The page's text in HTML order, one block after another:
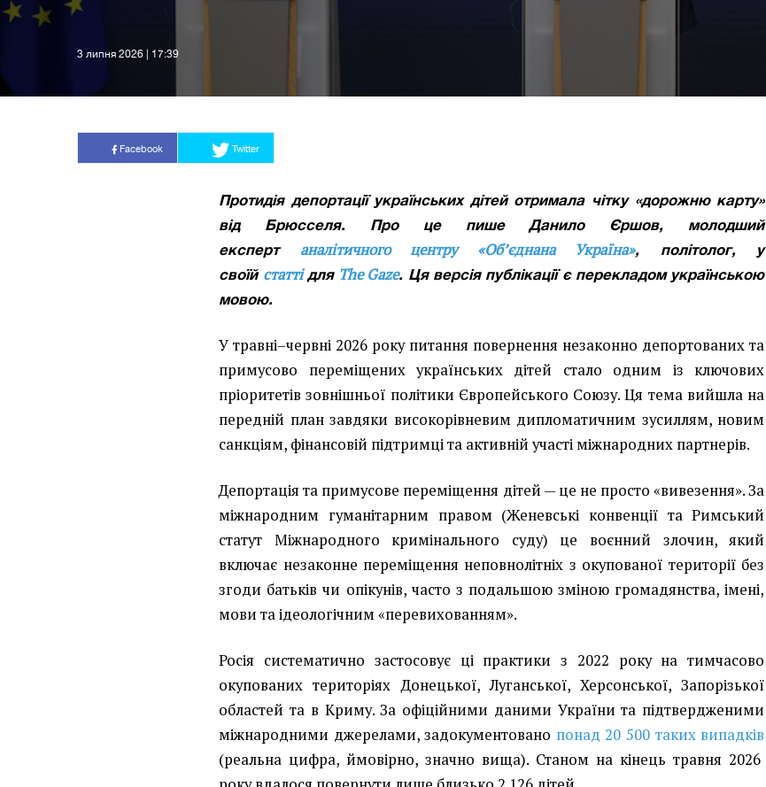
3 липня 2026 | 17:39
Facebook Twitter
Протидія депортації українських дітей отримала чітку «дорожню карту»
від Брюсселя. Про це пише
Данило Єршов, молодший
експерт
аналітичного центру «Об’єднана Україна», політолог, у
своїй статтідля The Gaze. Ця версія публікації є перекладом українською
мовою.
У травні–червні 2026 року питання повернення незаконно депортованих та
примусово переміщених українських дітей стало одним із ключових
пріоритетів зовнішньої політики Європейського Союзу. Ця тема вийшла на
передній план завдяки високорівневим дипломатичним зусиллям, новим
санкціям, фінансовій підтримці та активній участі міжнародних партнерів.
Депортація та примусове переміщення дітей — це не просто «вивезення». За
міжнародним гуманітарним правом (Женевські конвенції та Римський
статут Міжнародного кримінального суду) це воєнний злочин, який
включає незаконне переміщення неповнолітніх з окупованої території без
згоди батьків чи опікунів, часто з подальшою зміною громадянства, імені,
мови та ідеологічним «перевихованням».
Росія систематично застосовує ці практики з 2022 року на тимчасово
окупованих територіях Донецької, Луганської, Херсонської, Запорізької
областей та в Криму. За офіційними даними України та підтвердженими
міжнародними джерелами, задокументовано понад 20 500 таких випадків
(реальна цифра, ймовірно, значно вища). Станом на кінець травня 2026